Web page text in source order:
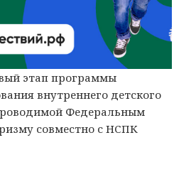
этап программы
внутреннего детского
Федеральным
совместно с НСПК